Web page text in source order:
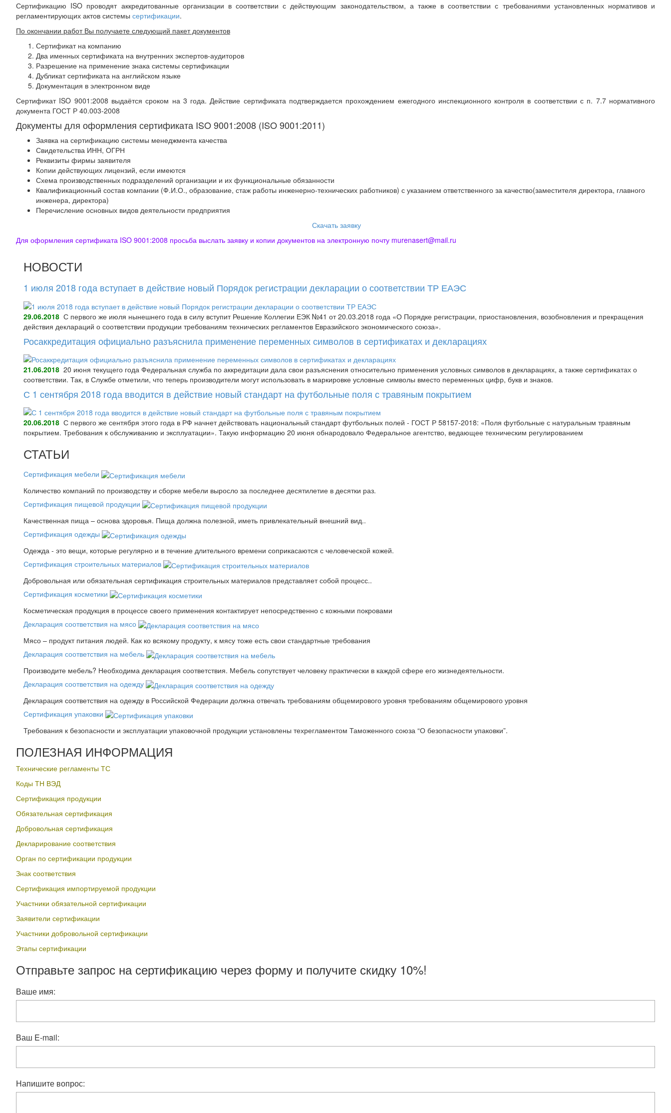
Сертификацию ISO проводят аккредитованные организации в соответствии с действующим законодательством, а также в соответствии с требованиями установленных нормативов и
регламентирующих актов системы сертификации.
По окончании работ Вы получаете следующий пакет документов
Сертификат на компанию
Два именных сертификата на внутренних экспертов-аудиторов
Разрешение на применение знака системы сертификации
Дубликат сертификата на английском языке
Документация в электронном виде
Сертификат ISO 9001:2008 выдаётся сроком на 3 года. Действие сертификата подтверждается прохождением ежегодного инспекционного контроля в соответствии с п. 7.7 нормативного
документа ГОСТ Р 40.003-2008
Документы для оформления сертификата ISO 9001:2008 (ISO 9001:2011)
Заявка на сертификацию системы менеджмента качества
Свидетельства ИНН, ОГРН
Реквизиты фирмы заявителя
Копии действующих лицензий, если имеются
Схема производственных подразделений организации и их функциональные обязанности
Квалификационный состав компании (Ф.И.О., образование, стаж работы инженерно-технических работников) с указанием ответственного за качество(заместителя директора, главного
инженера, директора)
Перечисление основных видов деятельности предприятия
Скачать заявку
Для оформления сертификата ISO 9001:2008 просьба выслать заявку и копии документов на электронную почту murenasert@mail.ru
НОВОСТИ
1 июля 2018 года вступает в действие новый Порядок регистрации декларации о соответствии ТР ЕАЭС
29.06.2018 С первого же июля нынешнего года в силу вступит Решение Коллегии ЕЭК №41 от 20.03.2018 года «О Порядке регистрации, приостановления, возобновления и прекращения
действия деклараций о соответствии продукции требованиям технических регламентов Евразийского экономического союза».
Росаккредитация официально разъяснила применение переменных символов в сертификатах и декларациях
21.06.2018 20 июня текущего года Федеральная служба по аккредитации дала свои разъяснения относительно применения условных символов в декларациях, а также сертификатах о
соответствии. Так, в Службе отметили, что теперь производители могут использовать в маркировке условные символы вместо переменных цифр, букв и знаков.
С 1 сентября 2018 года вводится в действие новый стандарт на футбольные поля с травяным покрытием
20.06.2018 С первого же сентября этого года в РФ начнет действовать национальный стандарт футбольных полей - ГОСТ Р 58157-2018: «Поля футбольные с натуральным травяным
покрытием. Требования к обслуживанию и эксплуатации». Такую информацию 20 июня обнародовало Федеральное агентство, ведающее техническим регулированием
СТАТЬИ
Сертификация мебели
Количество компаний по производству и сборке мебели выросло за последнее десятилетие в десятки раз.
Сертификация пищевой продукции
Качественная пища – основа здоровья. Пища должна полезной, иметь привлекательный внешний вид..
Сертификация одежды
Одежда - это вещи, которые регулярно и в течение длительного времени соприкасаются с человеческой кожей.
Сертификация строительных материалов
Добровольная или обязательная сертификация строительных материалов представляет собой процесс..
Сертификация косметики
Косметическая продукция в процессе своего применения контактирует непосредственно с кожными покровами
Декларация соответствия на мясо
Мясо – продукт питания людей. Как ко всякому продукту, к мясу тоже есть свои стандартные требования
Декларация соответствия на мебель
Производите мебель? Необходима декларация соответствия. Мебель сопутствует человеку практически в каждой сфере его жизнедеятельности.
Декларация соответствия на одежду
Декларация соответствия на одежду в Российской Федерации должна отвечать требованиям общемирового уровня требованиям общемирового уровня
Сертификация упаковки
Требования к безопасности и эксплуатации упаковочной продукции установлены техрегламентом Таможенного союза “О безопасности упаковки”.
ПОЛЕЗНАЯ ИНФОРМАЦИЯ
Технические регламенты ТС
Коды ТН ВЭД
Сертификация продукции
Обязательная сертификация
Добровольная сертификация
Декларирование соответствия
Орган по сертификации продукции
Знак соответствия
Сертификация импортируемой продукции
Участники обязательной сертификации
Заявители сертификации
Участники добровольной сертификации
Этапы сертификации
Отправьте запрос на сертификацию через форму и получите скидку 10%!
Ваше имя:
Ваш E-mail:
Напишите вопрос: